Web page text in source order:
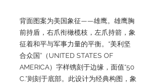
背面图案为美国象征——雄鹰。雄鹰胸
前持盾，右爪衔橄榄枝，左爪持箭，象
征着和平与军事力量的平衡。“美利坚
合众国”（UNITED STATES OF
AMERICA）字样镌刻于边缘，面值“50
C.”则刻于底部。此设计为经典构图，象